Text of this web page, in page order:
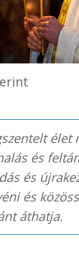
élet
és
és
és
áthatja.